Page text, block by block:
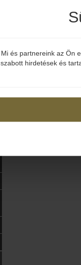
Mi és partnereink az Ön
szabott hirdetések és